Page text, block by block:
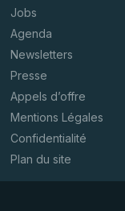
Jobs
Agenda
Newsletters
Presse
Appels d’offre
Mentions Légales
Confidentialité
Plan du site